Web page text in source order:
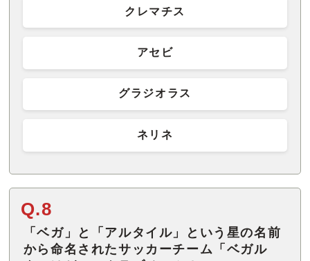
クレマチス
アセビ
グラジオラス
ネリネ
Q.8
「ベガ」と「アルタイル」という星の名前
から命名されたサッカーチーム「ベガル